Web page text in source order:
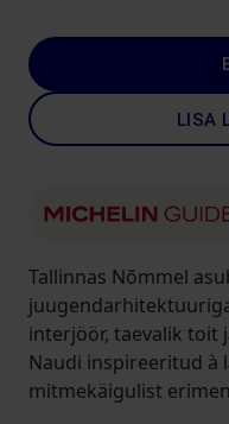
LISA
Tallinnas Nõmmel
interjöör, taevalik toit
Naudi inspireeritud à
mitmekäigulist